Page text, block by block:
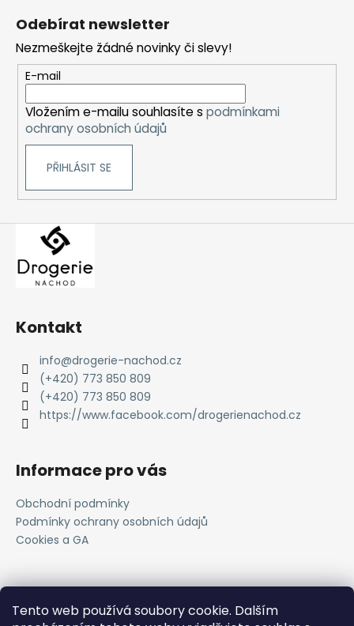
Tento web používá soubory cookie. Dalším
Odebírat newsletter
Nezmeškejte žádné novinky či slevy!
E-mail
Vložením e-mailu souhlasíte s podmínkami
ochrany osobních údajů
PŘIHLÁSIT SE
Kontakt
info@drogerie-nachod.cz
(+420) 773 850 809
(+420) 773 850 809
https://www.facebook.com/drogerienachod.cz
Informace pro vás
Obchodní podmínky
Podmínky ochrany osobních údajů
Cookies a GA
Novinky